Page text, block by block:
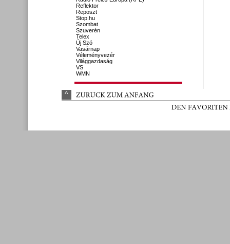
Reflektor
Reposzt
Stop.hu
Szombat
Szuverén
Telex
Új Szó
Vasárnap
Véleményvezér
Világgazdaság
VS
WMN
^ ZURÜCK ZUM ANFANG
DEN FAVORITEN